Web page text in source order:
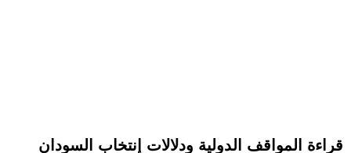
قراءة المواقف الدولية ودلالات إنتخاب السودان